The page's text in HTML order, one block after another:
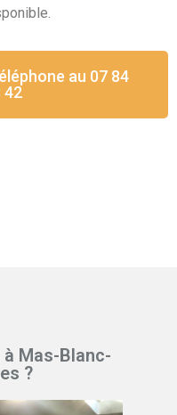
au 07 84
42
Mas-Blanc-
?